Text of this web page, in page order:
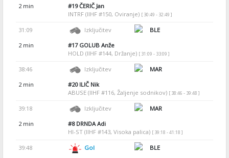
2 min #19ČERIČ Jan
INTRF (IIHF #150, Oviranje) [ 30:49 - 32:49 ]
31:09 Izključitev
BLE
2 min
#17GOLUB Anže
HOLD (IIHF #144, Držanje) [ 31:09 - 33:09 ]
38:46 Izključitev
MAR
2 min
#20ILIČ Nik
ABUSE (IIHF #116, Žaljenje sodnikov) [ 38:46 - 39:48 ]
39:18 Izključitev
MAR
2 min
#8DRNDA Adi
HI-ST (IIHF #143, Visoka palica) [ 39:18 - 41:18 ]
39:48 Gol
BLE